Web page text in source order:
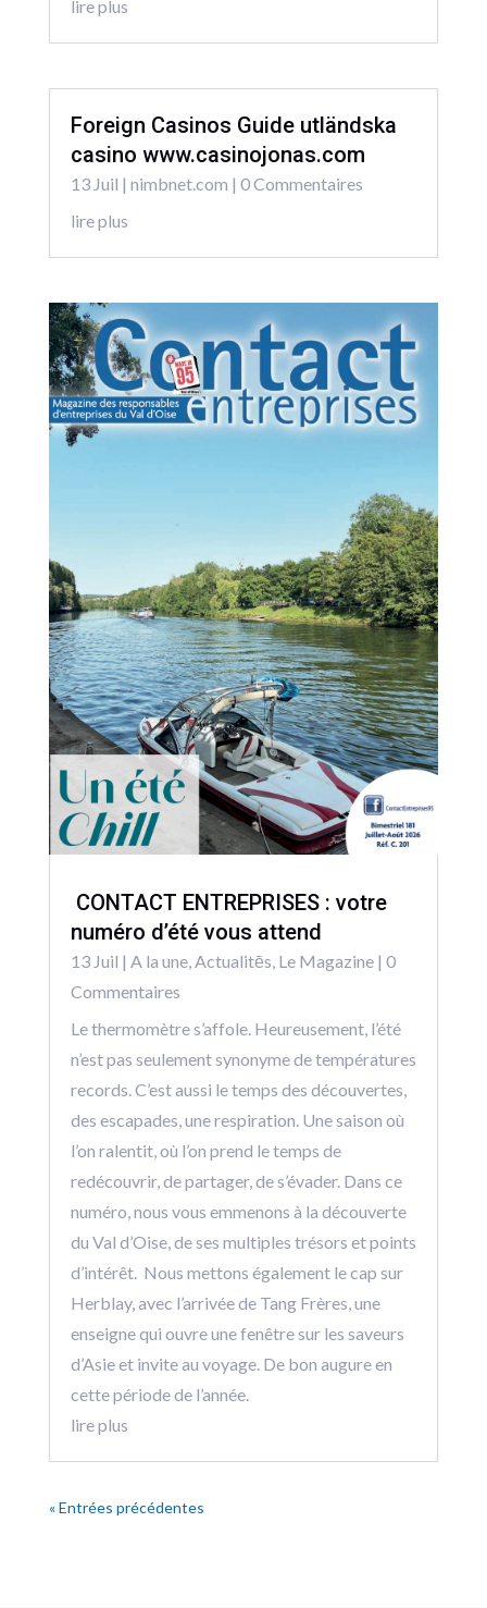
lire plus
Foreign Casinos Guide utländska
casino www.casinojonas.com
13 Juil | nimbnet.com | 0 Commentaires
lire plus
CONTACT ENTREPRISES : votre
numéro d’été vous attend
13 Juil | A la une,Actualitēs, Le Magazine| 0
Commentaires
Le thermomètre s’affole. Heureusement, l’été
n’est pas seulement synonyme de températures
records. C’est aussi le temps des découvertes,
des escapades, une respiration. Une saison où
l’on ralentit, où l’on prend le temps de
redécouvrir, de partager, de s’évader. Dans ce
numéro, nous vous emmenons à la découverte
du Val d’Oise, de ses multiples trésors et points
d’intérêt. Nous mettons également le cap sur
Herblay, avec l’arrivée de Tang Frères, une
enseigne qui ouvre une fenêtre sur les saveurs
d’Asie et invite au voyage. De bon augure en
cette période de l’année.
lire plus
« Entrées précédentes